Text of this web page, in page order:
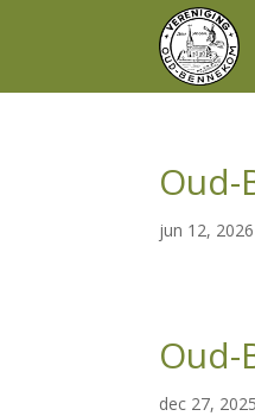
jun 12, 2026
dec 27, 2025